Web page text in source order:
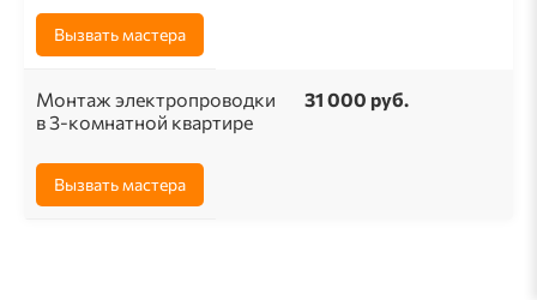
Вызвать мастера
Монтаж электропроводки
в 3-комнатной квартире
31 000 руб.
Вызвать мастера